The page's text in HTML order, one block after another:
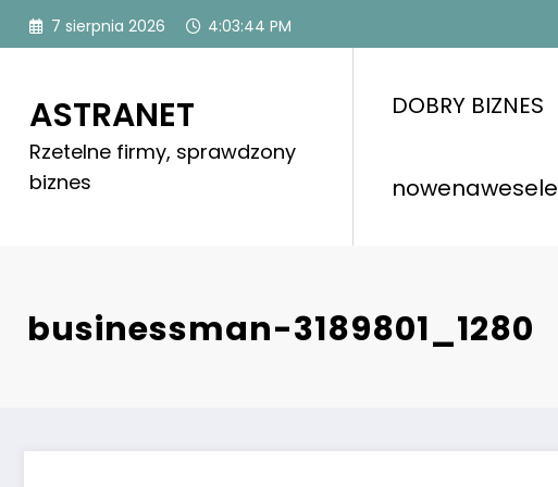
Skip
7 sierpnia 2026 4:03:44 PM
ASTRANET
Rzetelne firmy, sprawdzony
biznes
DOBRY BIZNES
nowenawesele
businessman-3189801_1280